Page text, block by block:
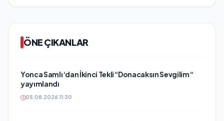
ÖNE ÇIKANLAR
Yonca Samlı ‘dan İkinci Tekli “Donacaksın Sevgilim “
yayımlandı
05.08.2026 11:30